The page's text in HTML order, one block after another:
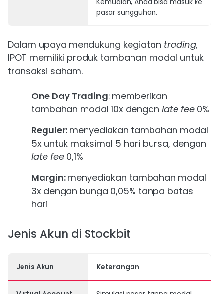
Kemudian, Anda bisa masuk ke
pasar sungguhan.
Dalam upaya mendukung kegiatan trading,
IPOT memiliki produk tambahan modal untuk
transaksi saham.
One Day Trading: memberikan
tambahan modal 10x dengan late fee 0%
Reguler: menyediakan tambahan modal
5x untuk maksimal 5 hari bursa, dengan
late fee 0,1%
Margin: menyediakan tambahan modal
3x dengan bunga 0,05% tanpa batas
hari
Jenis Akun di Stockbit
Jenis Akun Keterangan